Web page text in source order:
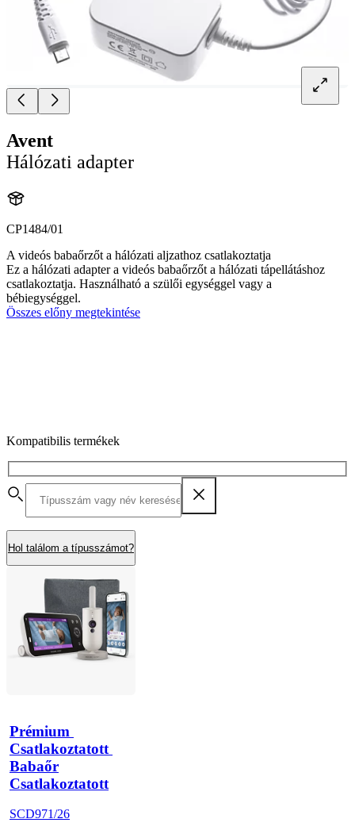
Avent
Hálózati adapter
CP1484/01
A videós babaőrzőt a hálózati aljzathoz csatlakoztatja
Ez a hálózati adapter a videós babaőrzőt a hálózati tápellátáshoz
csatlakoztatja. Használható a szülői egységgel vagy a
bébiegységgel.
Összes előny megtekintése
Kompatibilis termékek
Hol találom a típusszámot?
Prémium
Csatlakoztatott
Babaőr
Csatlakoztatott
SCD971/26